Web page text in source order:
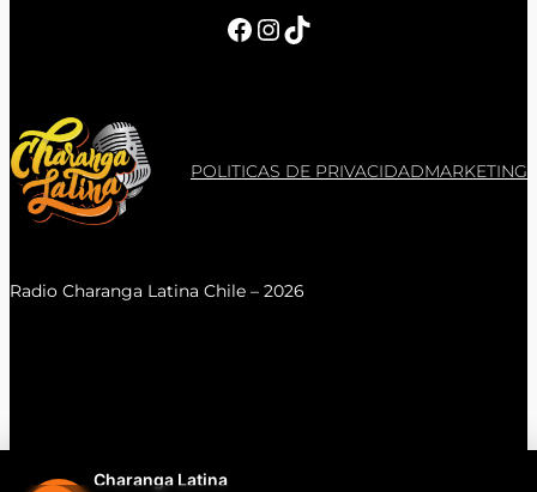
Charanga Latina
Facebook InstagramTikTok
POLITICAS DE PRIVACIDADMARKETING
Radio Charanga Latina Chile – 2026